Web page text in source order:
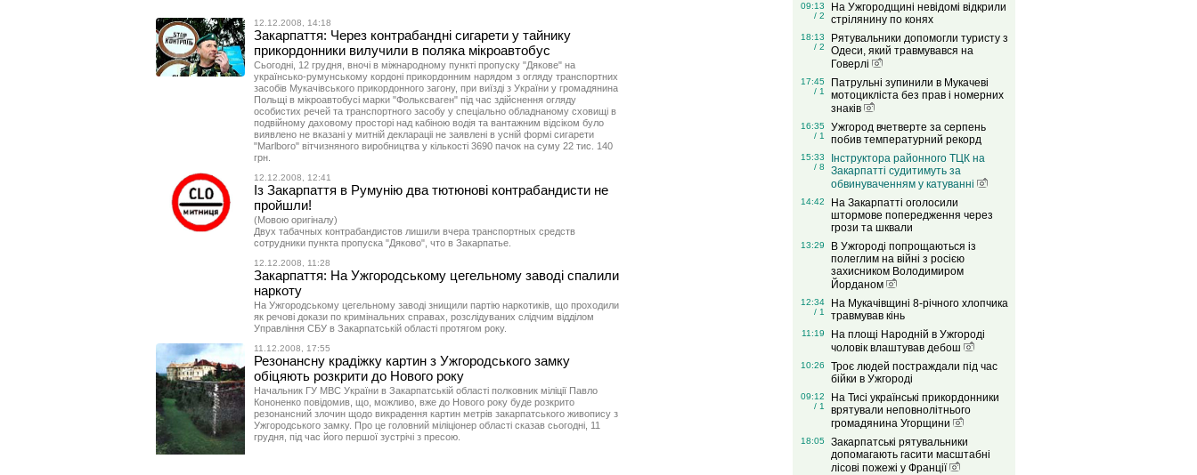
12.12.2008, 14:18
Закарпаття: Через контрабандні сигарети у тайнику
прикордонники вилучили в поляка мікроавтобус
Сьогодні, 12 грудня, вночі в міжнародному пункті пропуску "Дякове" на
українсько-румунському кордоні прикордонним нарядом з огляду транспортних
засобів Мукачівського прикордонного загону, при виїзді з України у громадянина
Польщі в мікроавтобусі марки "Фольксваген" під час здійснення огляду
особистих речей та транспортного засобу у спеціально обладнаному сховищі в
подвійному даховому просторі над кабіною водія та вантажним відсіком було
виявлено не вказані у митній деклараціі не заявлені в усній формі сигарети
"Marlboro" вітчизняного виробництва у кількості 3690 пачок на суму 22 тис. 140
грн.
12.12.2008, 12:41
Із Закарпаття в Румунію два тютюнові контрабандисти не
пройшли!
(Мовою оригіналу)
Двух табачных контрабандистов лишили вчера транспортных средств
сотрудники пункта пропуска "Дяково", что в Закарпатье.
12.12.2008, 11:28
Закарпаття: На Ужгородському цегельному заводі спалили
наркоту
На Ужгородському цегельному заводі знищили партію наркотиків, що проходили
як речові докази по кримінальних справах, розслідуваних слідчим відділом
Управління СБУ в Закарпатській області протягом року.
11.12.2008, 17:55
Резонансну крадіжку картин з Ужгородського замку
обіцяють розкрити до Нового року
Начальник ГУ МВС України в Закарпатській області полковник міліції Павло
Кононенко повідомив, що, можливо, вже до Нового року буде розкрито
резонансний злочин щодо викрадення картин метрів закарпатського живопису з
Ужгородського замку. Про це головний міліціонер області сказав сьогодні, 11
грудня, під час його першої зустрічі з пресою.
09:13
/ 2
На Ужгородщині невідомі відкрили
стрілянину по конях
18:13
/ 2
Рятувальники допомогли туристу з
Одеси, який травмувався на
Говерлі
17:45
/ 1
Патрульні зупинили в Мукачеві
мотоцикліста без прав і номерних
знаків
16:35
/ 1
Ужгород вчетверте за серпень
побив температурний рекорд
15:33
/ 8
Інструктора районного ТЦК на
Закарпатті судитимуть за
обвинуваченням у катуванні
14:42
На Закарпатті оголосили
штормове попередження через
грози та шквали
13:29
В Ужгороді попрощаються із
полеглим на війні з росією
захисником Володимиром
Йорданом
12:34
/ 1
На Мукачівщині 8-річного хлопчика
травмував кінь
11:19
На площі Народній в Ужгороді
чоловік влаштував дебош
10:26
Троє людей постраждали під час
бійки в Ужгороді
09:12
/ 1
На Тисі українські прикордонники
врятували неповнолітнього
громадянина Угорщини
18:05
Закарпатські рятувальники
допомагають гасити масштабні
лісові пожежі у Франції